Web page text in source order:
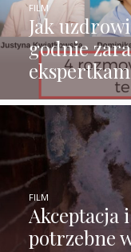
Jak
godnie
FILM
Akceptacja
potrzebne
FILM